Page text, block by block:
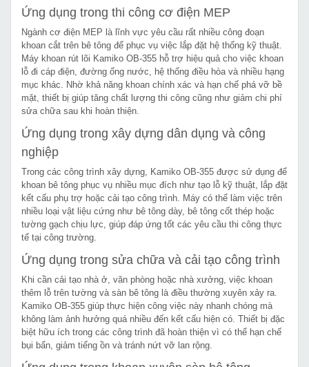
Ứng dụng trong thi công cơ điện MEP
Ngành cơ điện MEP là lĩnh vực yêu cầu rất nhiều công đoạn
khoan cắt trên bê tông để phục vụ việc lắp đặt hệ thống kỹ thuật.
Máy khoan rút lõi Kamiko OB-355 hỗ trợ hiệu quả cho việc khoan
lỗ đi cáp điện, đường ống nước, hệ thống điều hòa và nhiều hạng
mục khác. Nhờ khả năng khoan chính xác và hạn chế phá vỡ bề
mặt, thiết bị giúp tăng chất lượng thi công cũng như giảm chi phí
sửa chữa sau khi hoàn thiện.
Ứng dụng trong xây dựng dân dụng và công
nghiệp
Trong các công trình xây dựng, Kamiko OB-355 được sử dụng để
khoan bê tông phục vụ nhiều mục đích như tạo lỗ kỹ thuật, lắp đặt
kết cấu phụ trợ hoặc cải tạo công trình. Máy có thể làm việc trên
nhiều loại vật liệu cứng như bê tông dày, bê tông cốt thép hoặc
tường gạch chịu lực, giúp đáp ứng tốt các yêu cầu thi công thực
tế tại công trường.
Ứng dụng trong sửa chữa và cải tạo công trình
Khi cần cải tạo nhà ở, văn phòng hoặc nhà xưởng, việc khoan
thêm lỗ trên tường và sàn bê tông là điều thường xuyên xảy ra.
Kamiko OB-355 giúp thực hiện công việc này nhanh chóng mà
không làm ảnh hưởng quá nhiều đến kết cấu hiện có. Thiết bị đặc
biệt hữu ích trong các công trình đã hoàn thiện vì có thể hạn chế
bụi bẩn, giảm tiếng ồn và tránh nứt vỡ lan rộng.